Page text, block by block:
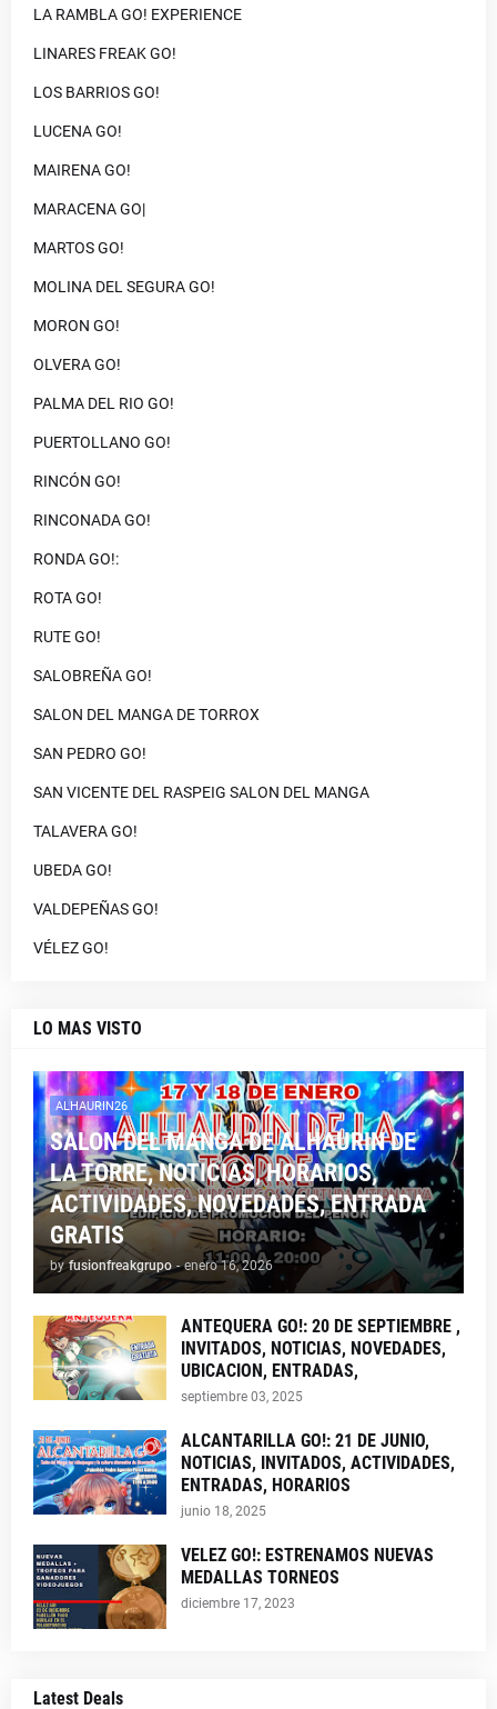
LA RAMBLA GO! EXPERIENCE
LINARES FREAK GO!
LOS BARRIOS GO!
LUCENA GO!
MAIRENA GO!
MARACENA GO|
MARTOS GO!
MOLINA DEL SEGURA GO!
MORON GO!
OLVERA GO!
PALMA DEL RIO GO!
PUERTOLLANO GO!
RINCÓN GO!
RINCONADA GO!
RONDA GO!:
ROTA GO!
RUTE GO!
SALOBREÑA GO!
SALON DEL MANGA DE TORROX
SAN PEDRO GO!
SAN VICENTE DEL RASPEIG SALON DEL MANGA
TALAVERA GO!
UBEDA GO!
VALDEPEÑAS GO!
VÉLEZ GO!
LO MAS VISTO
ALHAURIN26
SALON DEL MANGA DE ALHAURIN DE
LA TORRE, NOTICIAS, HORARIOS,
ACTIVIDADES, NOVEDADES, ENTRADA
GRATIS
by fusionfreakgrupo - enero 16, 2026
ANTEQUERA GO!: 20 DE SEPTIEMBRE ,
INVITADOS, NOTICIAS, NOVEDADES,
UBICACION, ENTRADAS,
septiembre 03, 2025
ALCANTARILLA GO!: 21 DE JUNIO,
NOTICIAS, INVITADOS, ACTIVIDADES,
ENTRADAS, HORARIOS
junio 18, 2025
VELEZ GO!: ESTRENAMOS NUEVAS
MEDALLAS TORNEOS
diciembre 17, 2023
Latest Deals